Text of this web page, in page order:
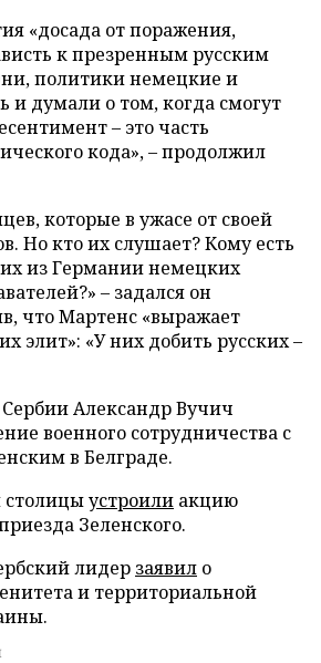
«досада от поражения,
к презренным русским
политики немецкие и
и думали о том, когда смогут
– это часть
кода», – продолжил
которые в ужасе от своей
Но кто их слушает? Кому есть
из Германии немецких
– задался он
что Мартенс «выражает
элит»: «У них добить русских –
Александр Вучич
военного сотрудничества с
в Белграде.
столицыустроили акцию
Зеленского.
лидер заявил о
и территориальной